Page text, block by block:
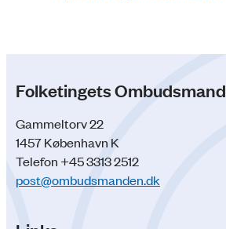
Folketingets Ombudsmand
Gammeltorv 22
1457 København K
Telefon +45 3313 2512
post@ombudsmanden.dk